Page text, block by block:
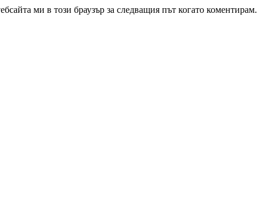
ми в този браузър за следващия път когато коментирам.